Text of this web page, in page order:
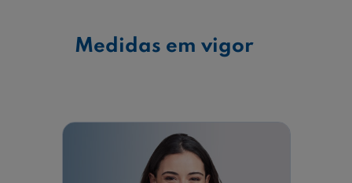
Medidas em vigor